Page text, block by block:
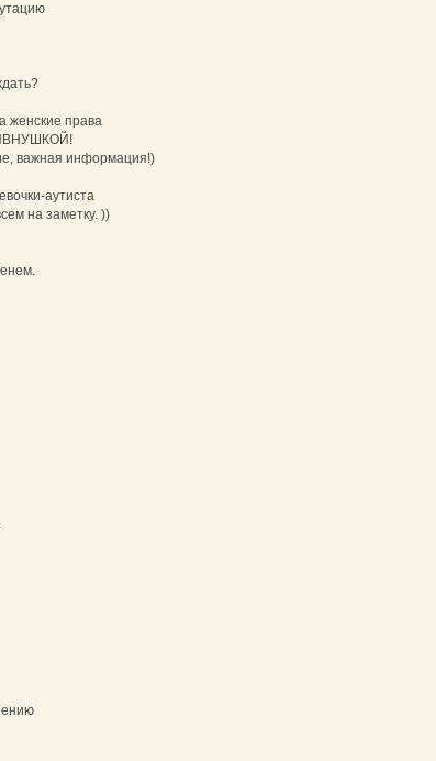
женские права
важная информация!)
аутиста
на заметку. ))